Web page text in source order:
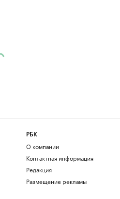
РБК
О компании
Контактная информация
Редакция
Размещение рекламы